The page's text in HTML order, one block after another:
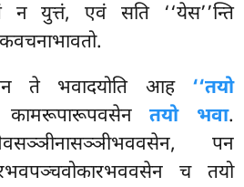
न युत्तं, एवं सति ‘‘येस’’न्ति
ते भवादयोति आह ‘‘तयो
कामरूपारूपवसेनतयो भवा.
पन
च तयो